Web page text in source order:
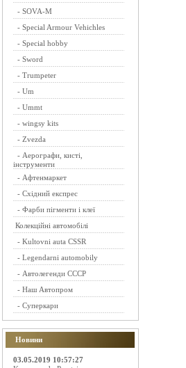
- SOVA-M
- Special Armour Vehichles
- Special hobby
- Sword
- Trumpeter
- Um
- Ummt
- wingsy kits
- Zvezda
- Аерографи, кисті,
інструменти
- Афтенмаркет
- Східний експрес
- Фарби пігменти і клеї
Колекційні автомобілі
- Kultovni auta CSSR
- Legendarni automobily
- Автолегенди СССР
- Наш Автопром
- Суперкари
Новини
03.05.2019 10:57:27